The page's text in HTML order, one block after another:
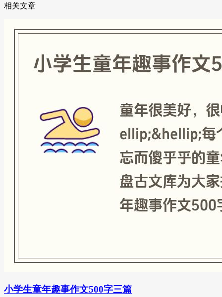
相关文章
小学生童年趣事作文500字三篇